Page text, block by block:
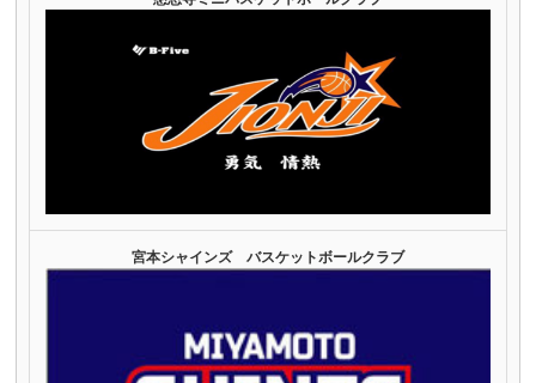
宮本シャインズ バスケットボールクラブ